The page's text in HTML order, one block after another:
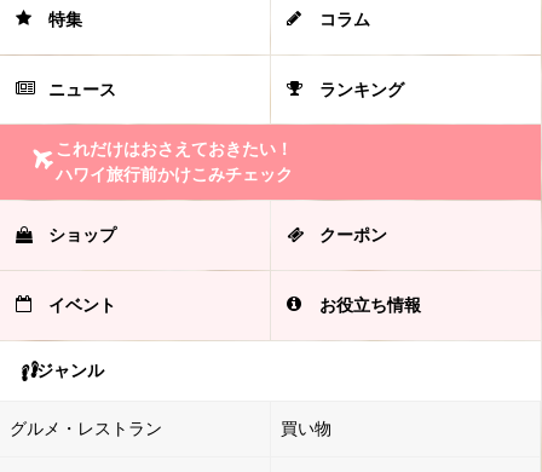
特集 コラム
ニュース ランキング
これだけはおさえておきたい！
ハワイ旅行前かけこみチェック
ショップ クーポン
イベント お役立ち情報
ジャンル
グルメ・レストラン 買い物